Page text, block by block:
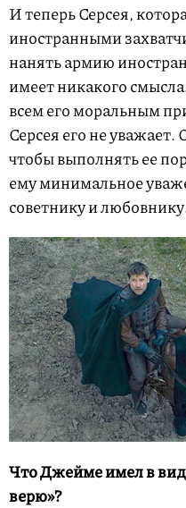
И теперь Серсея,
иностранными
нанять армию
имеет никакого
всем его моральным
Серсея его не уважает.
чтобы выполнять ее
ему минимальное
советнику и
Что Джейме имел в
верю»?